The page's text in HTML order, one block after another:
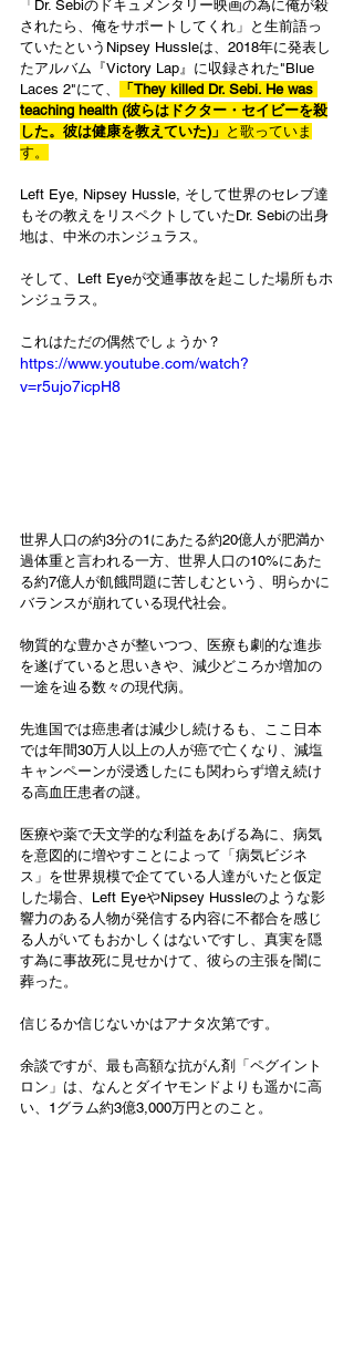
「Dr. Sebiのドキュメンタリー映画の為に俺が殺
されたら、俺をサポートしてくれ」と生前語っ
ていたというNipsey Hussleは、2018年に発表し
たアルバム『Victory Lap』に収録された"Blue
Laces 2"にて、
「They killed Dr. Sebi. He was
teaching health (彼らはドクター・セイビーを殺
した。彼は健康を教えていた)」 と歌っていま
す。
Left Eye, Nipsey Hussle, そして世界のセレブ達
もその教えをリスペクトしていたDr. Sebiの出身
地は、中米のホンジュラス。
そして、Left Eyeが交通事故を起こした場所もホ
ンジュラス。
これはただの偶然でしょうか？
https://www.youtube.com/watch?
v=r5ujo7icpH8
世界人口の約3分の1にあたる約20億人が肥満か
過体重と言われる一方、世界人口の10%にあた
る約7億人が飢餓問題に苦しむという、明らかに
バランスが崩れている現代社会。
物質的な豊かさが整いつつ、医療も劇的な進歩
を遂げていると思いきや、減少どころか増加の
一途を辿る数々の現代病。
先進国では癌患者は減少し続けるも、ここ日本
では年間30万人以上の人が癌で亡くなり、減塩
キャンペーンが浸透したにも関わらず増え続け
る高血圧患者の謎。
医療や薬で天文学的な利益をあげる為に、病気
を意図的に増やすことによって「病気ビジネ
ス」を世界規模で企てている人達がいたと仮定
した場合、Left EyeやNipsey Hussleのような影
響力のある人物が発信する内容に不都合を感じ
る人がいてもおかしくはないですし、真実を隠
す為に事故死に見せかけて、彼らの主張を闇に
葬った。
信じるか信じないかはアナタ次第です。
余談ですが、最も高額な抗がん剤「ペグイント
ロン」は、なんとダイヤモンドよりも遥かに高
い、1グラム約3億3,000万円とのこと。